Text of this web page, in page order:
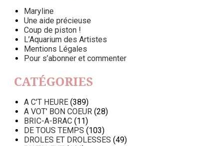
Maryline
Une aide précieuse
Coup de piston !
L’Aquarium des Artistes
Mentions Légales
Pour s’abonner et commenter
CATÉGORIES
A C'T HEURE (389)
A VOT' BON COEUR (28)
BRIC-A-BRAC (11)
DE TOUS TEMPS (103)
DROLES ET DROLESSES (49)